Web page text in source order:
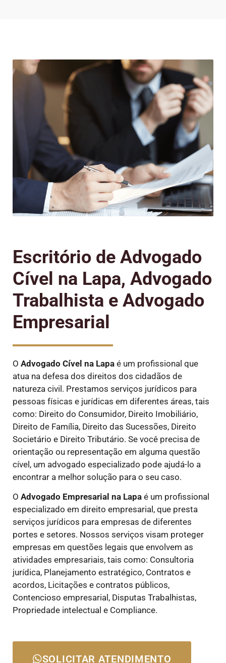
Escritório de Advogado
Cível na Lapa, Advogado
Trabalhista e Advogado
Empresarial
O Advogado Cível na Lapa é um profissional que
atua na defesa dos direitos dos cidadãos de
natureza civil. Prestamos serviços jurídicos para
pessoas físicas e jurídicas em diferentes áreas, tais
como: Direito do Consumidor, Direito Imobiliário,
Direito de Família, Direito das Sucessões, Direito
Societário e Direito Tributário. Se você precisa de
orientação ou representação em alguma questão
cível, um advogado especializado pode ajudá-lo a
encontrar a melhor solução para o seu caso.
O Advogado Empresarial na Lapa é um profissional
especializado em direito empresarial, que presta
serviços jurídicos para empresas de diferentes
portes e setores. Nossos serviços visam proteger
empresas em questões legais que envolvem as
atividades empresariais, tais como: Consultoria
jurídica, Planejamento estratégico, Contratos e
acordos, Licitações e contratos públicos,
Contencioso empresarial, Disputas Trabalhistas,
Propriedade intelectual e Compliance.
SOLICITAR ATENDIMENTO